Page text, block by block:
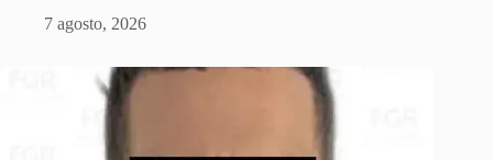
7 agosto, 2026